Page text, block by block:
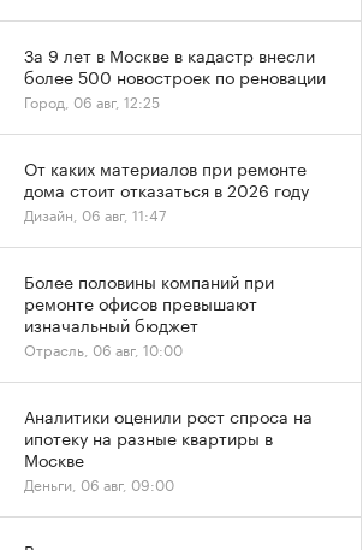
За 9 лет в Москве в кадастр внесли
более 500 новостроек по реновации
Город, 06 авг, 12:25
От каких материалов при ремонте
дома стоит отказаться в 2026 году
Дизайн, 06 авг, 11:47
Более половины компаний при
ремонте офисов превышают
изначальный бюджет
Отрасль, 06 авг, 10:00
Аналитики оценили рост спроса на
ипотеку на разные квартиры в
Москве
Деньги, 06 авг, 09:00